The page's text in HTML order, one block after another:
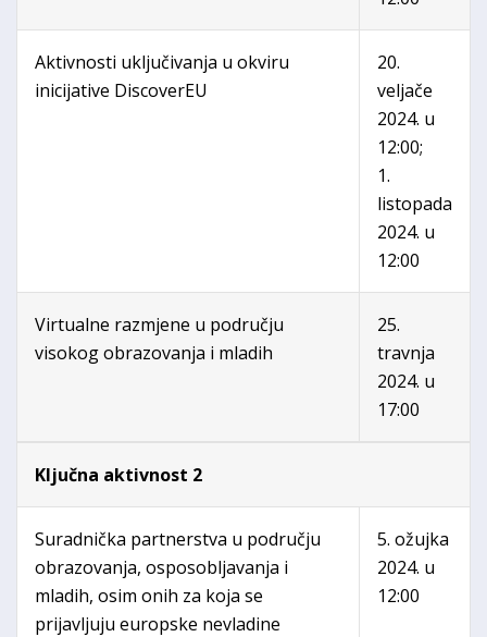
Aktivnosti uključivanja u okviru
inicijative DiscoverEU
20.
veljače
2024. u
12:00;
1.
listopada
2024. u
12:00
Virtualne razmjene u području
visokog obrazovanja i mladih
25.
travnja
2024. u
17:00
Ključna aktivnost 2
Suradnička partnerstva u području
obrazovanja, osposobljavanja i
mladih, osim onih za koja se
prijavljuju europske nevladine
5. ožujka
2024. u
12:00